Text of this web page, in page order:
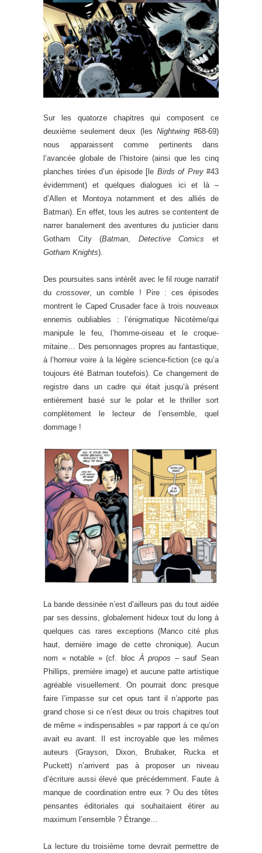
Sur les quatorze chapitres qui composent ce
deuxième seulement deux (les Nightwing#68-69)
nous apparaissent comme pertinents dans
l’avancée globale de l’histoire (ainsi que les cinq
planches tirées d’un épisode [le Birds of Prey#43
évidemment) et quelques dialogues ici et là –
d’Allen et Montoya notamment et des alliés de
Batman). En effet, tous les autres se contentent de
narrer banalement des aventures du justicier dans
Gotham City (Batman Detective Comics et
Gotham Knights).
Des poursuites sans intérêt avec le fil rouge narratif
ducrossover, un comble ! Pire : ces épisodes
montrent le Caped Crusader face à trois nouveaux
ennemis oubliables : l’énigmatique Nicotème/qui
manipule le feu, l’homme-oiseau et le croque-
mitaine… Des personnages propres au fantastique,
à l’horreur voire à la légère science-fiction (ce qu’a
toujours été Batman toutefois). Ce changement de
registre dans un cadre qui était jusqu’à présent
entièrement basé sur le polar et le thriller sort
complètement le lecteur de l’ensemble, quel
dommage !
La bande dessinée n’est d’ailleurs pas du tout aidée
par ses dessins, globalement hideux tout du long à
quelques cas rares exceptions (Manco cité plus
haut, dernière image de cette chronique). Aucun
nom « notable » (cf. blocÀ propos –sauf Sean
Phillips, première image) et aucune patte artistique
agréable visuellement. On pourrait donc presque
faire l’impasse sur cet opus tant il n’apporte pas
grand chose si ce n’est deux ou trois chapitres tout
de même « indispensables » par rapport à ce qu’on
avait eu avant. Il est incroyable que les mêmes
auteurs (Grayson, Dixon, Brubaker, Rucka et
Puckett) n’arrivent pas à proposer un niveau
d’écriture aussi élevé que précédemment. Faute à
manque de coordination entre eux ? Ou des têtes
pensantes éditoriales qui souhaitaient étirer au
maximum l’ensemble ? Étrange…
La lecture du troisième tome devrait permettre de